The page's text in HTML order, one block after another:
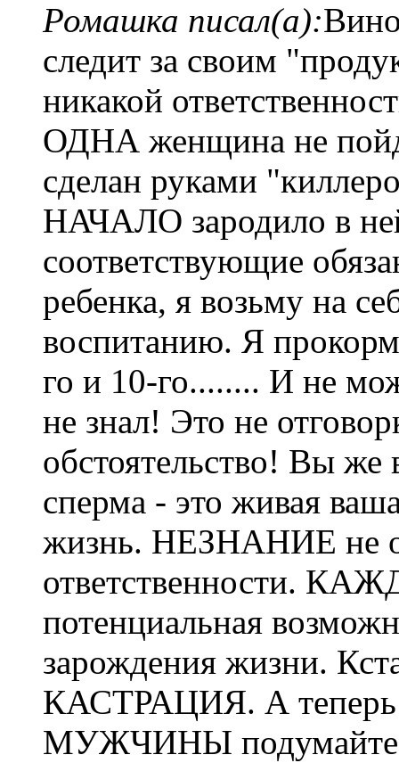
Ромашка писал(а):
следит за своим
никакой
ОДНА женщина не
сделан руками
НАЧАЛО зародило в
соответствующие
ребенка, я возьму на
воспитанию. Я
го и 10-го........ И не
не знал! Это не
обстоятельство! Вы же
сперма - это живая
жизнь. НЕЗНАНИЕ не
ответственности.
потенциальная
зарождения жизни.
КАСТРАЦИЯ. А теперь
МУЖЧИНЫ подумайте